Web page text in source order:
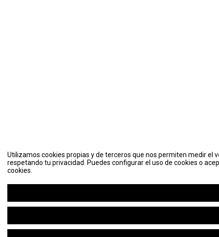
Utilizamos cookies propias y de terceros que nos permiten medir el
respetando tu privacidad. Puedes configurar el uso de cookies o
cookies.